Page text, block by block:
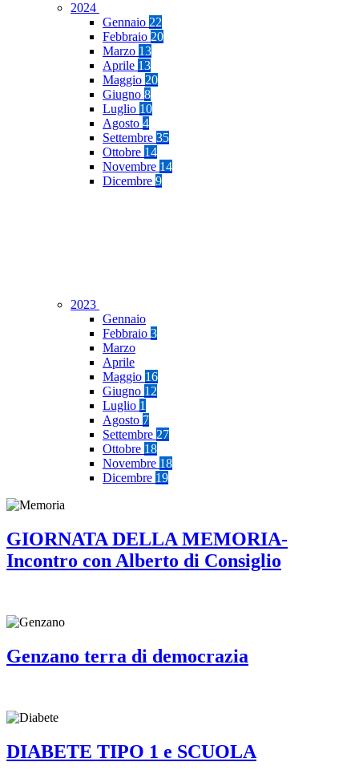
2024
Gennaio 22
Febbraio 20
Marzo 13
Aprile 13
Maggio 20
Giugno 8
Luglio 10
Agosto 4
Settembre 35
Ottobre 14
Novembre 14
Dicembre 9
2023
Gennaio
Febbraio 3
Marzo
Aprile
Maggio 16
Giugno 12
Luglio 1
Agosto 7
Settembre 27
Ottobre 18
Novembre 18
Dicembre 19
GIORNATA DELLA MEMORIA-
Incontro con Alberto di Consiglio
Genzano terra di democrazia
DIABETE TIPO 1 e SCUOLA